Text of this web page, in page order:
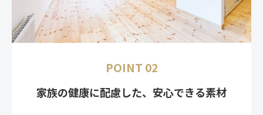
POINT 02
家族の健康に配慮した、安心できる素材